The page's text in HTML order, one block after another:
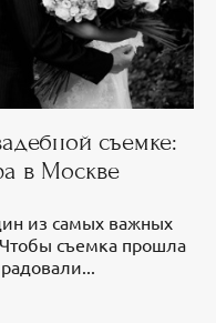
съемке:
в Москве
из самых важных
съемка прошла